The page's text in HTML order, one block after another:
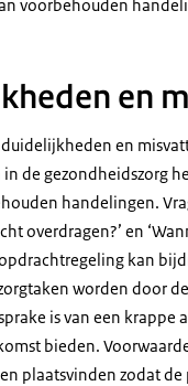
voorbehouden
en
en
de gezondheidszorg
handelingen.
overdragen?’ en
kan
worden door
is van een
bieden.
plaatsvinden zodat